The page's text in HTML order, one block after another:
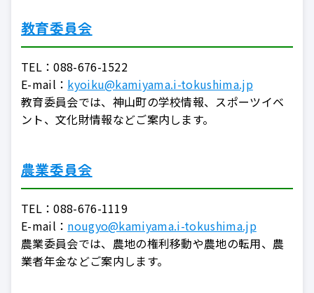
教育委員会
TEL：088-676-1522
E-mail： kyoiku@kamiyama.i-tokushima.jp
教育委員会では、神山町の学校情報、スポーツイベ
ント、文化財情報などご案内します。
農業委員会
TEL：088-676-1119
E-mail： nougyo@kamiyama.i-tokushima.jp
農業委員会では、農地の権利移動や農地の転用、農
業者年金などご案内します。